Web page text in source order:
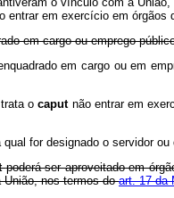
em exercício em órgãos
em cargo ou emprego
em cargo ou em
trata ocaput não entrar em
for designado o servidor
poderá ser aproveitado em
União, nos termos doart. 17 da